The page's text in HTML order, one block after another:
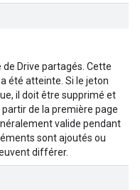
Drive partagés. Cette
été atteinte. Si le jeton
il doit être supprimé et
de la première page
valide pendant
sont ajoutés ou
différer.